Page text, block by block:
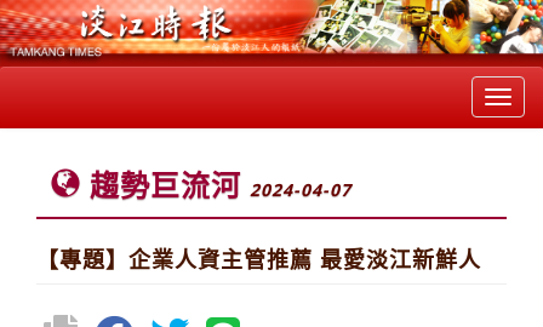
趨勢巨流河 2024-04-07
【專題】企業人資主管推薦 最愛淡江新鮮人